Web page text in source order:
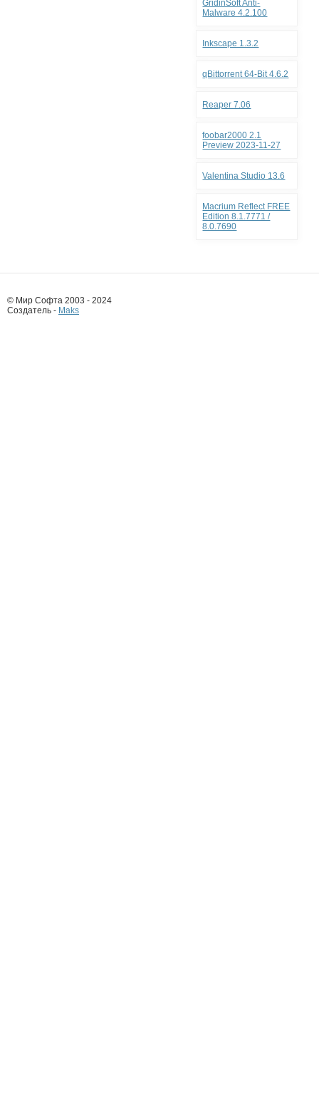
GridinSoft Anti-
Malware 4.2.100
Inkscape 1.3.2
qBittorrent 64-Bit 4.6.2
Reaper 7.06
foobar2000 2.1
Preview 2023-11-27
Valentina Studio 13.6
Macrium Reflect FREE
Edition 8.1.7771 /
8.0.7690
© Мир Софта 2003 - 2024
Создатель - Maks